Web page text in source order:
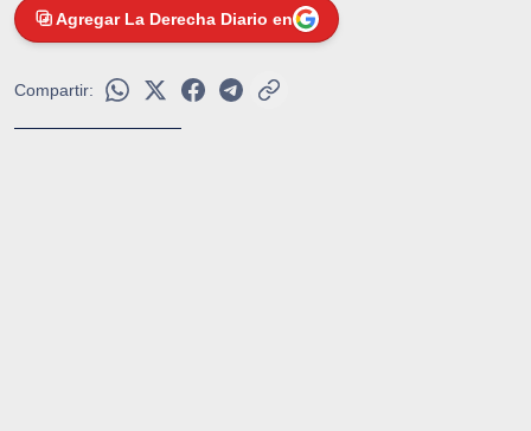
Agregar La Derecha Diario en
Compartir: